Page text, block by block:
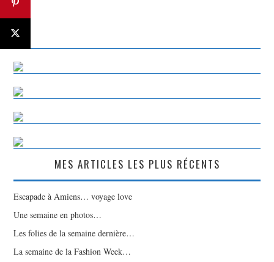
MES ARTICLES LES PLUS RÉCENTS
Escapade à Amiens… voyage love
Une semaine en photos…
Les folies de la semaine dernière…
La semaine de la Fashion Week…